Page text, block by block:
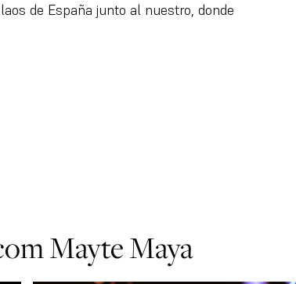
de España junto al nuestro, donde
Mayte Maya